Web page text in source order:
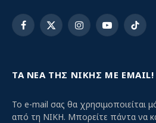
Facebook
X
InstagramYouTubeTikTok
ΤΑ ΝΕΑ ΤΗΣ ΝΙΚΗΣ ΜΕ EMAIL!
Το e-mail σας θα χρησιμοποιείται
από τη ΝΙΚΗ. Μπορείτε πάντα να